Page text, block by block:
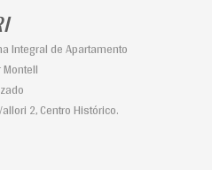
Integral de Apartamento
2, Centro Histórico.